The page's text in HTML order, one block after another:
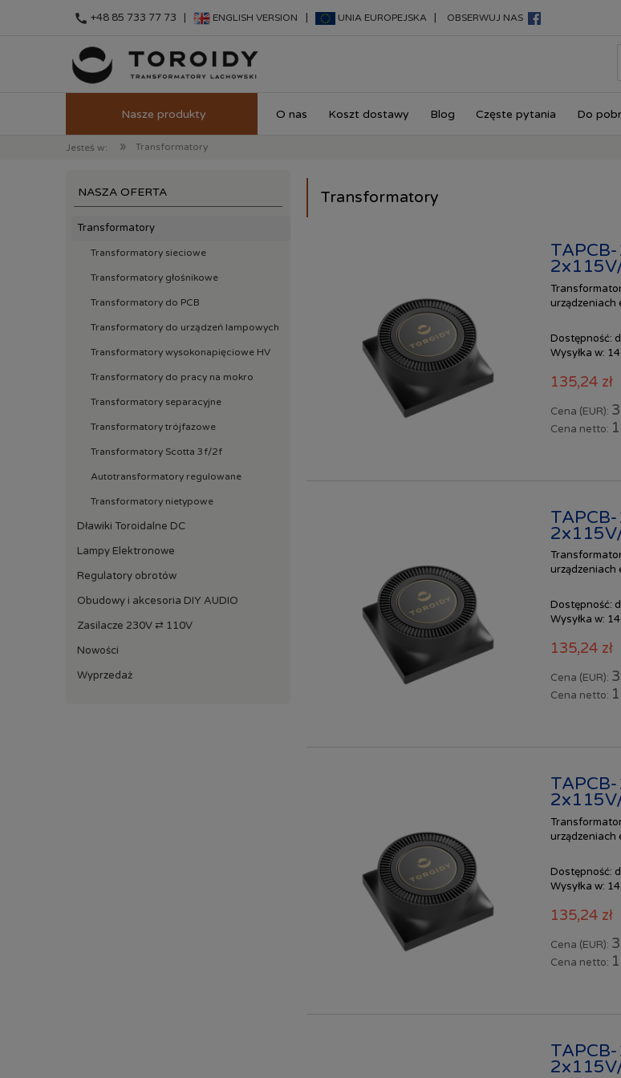
O nas Koszt dostawy Blog Częste pytania Do
Jesteś w: » Transformatory
call +48 85 733 77 73 | ENGLISH VERSION UNIA EUROPEJSKA OBSERWUJ NAS
NASZA OFERTA
Transformatory
Transformatory sieciowe
Transformatory głośnikowe
Transformatory do PCB
Transformatory do urządzeń lampowych
Transformatory wysokonapięciowe HV
Transformatory do pracy na mokro
Transformatory separacyjne
Transformatory trójfazowe
Transformatory Scotta 3f/2f
Autotransformatory regulowane
Transformatory nietypowe
Dławiki Toroidalne DC
Lampy Elektronowe
Regulatory obrotów
Obudowy i akcesoria DIY AUDIO
Zasilacze 230V ⇄ 110V
Nowości
Wyprzedaż
Transformatory
urządzeniach
Dostępność:
Wysyłka w:
135,24 zł
Cena (EUR):
Cena netto:
urządzeniach
Dostępność:
Wysyłka w:
135,24 zł
Cena (EUR):
Cena netto:
urządzeniach
Dostępność:
Wysyłka w:
135,24 zł
Cena (EUR):
Cena netto: